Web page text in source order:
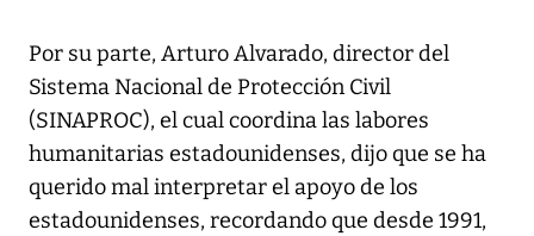
Por su parte, Arturo Alvarado, director del
Sistema Nacional de Protección Civil
(SINAPROC), el cual coordina las labores
humanitarias estadounidenses, dijo que se ha
querido mal interpretar el apoyo de los
estadounidenses, recordando que desde 1991,